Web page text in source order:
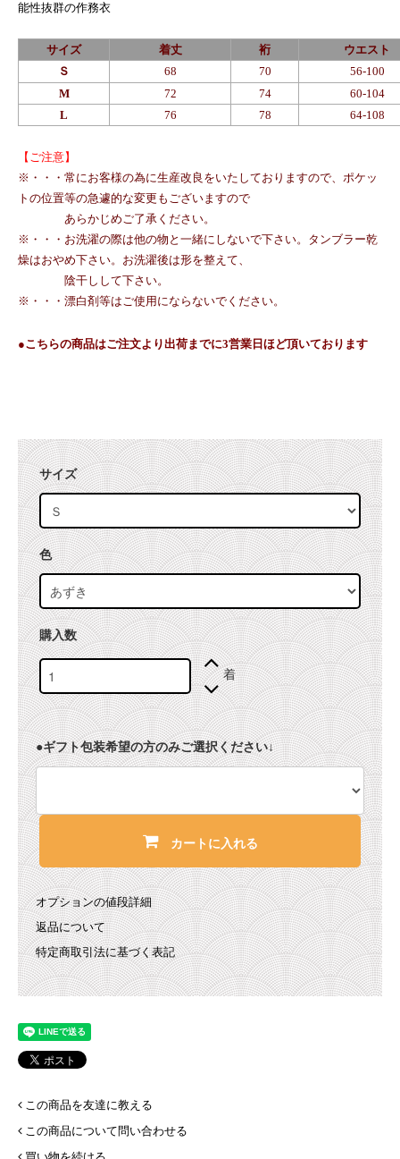
能性抜群の作務衣
サイズ 着丈 裄
ウエスト
Ｓ
68 70
56-100
M
72 74
60-104
L
76 78 64-108
【ご注意】
※・・・ 常にお客様の為に生産改良をいたしておりますので、ポケッ
トの位置等の急遽的な変更もございますので
あらかじめご了承ください。
※・・・お洗濯の際は他の物と一緒にしないで下さい。タンブラー乾
燥はおやめ下さい。お洗濯後は形を整えて、
陰干しして下さい。
※・・・漂白剤等はご使用にならないでください。
●こちらの商品はご注文より出荷までに3営業日ほど頂いております
サイズ
色
購入数
着
●ギフト包装希望の方のみご選択ください↓
カートに入れる
オプションの値段詳細
返品について
特定商取引法に基づく表記
この商品を友達に教える
この商品について問い合わせる